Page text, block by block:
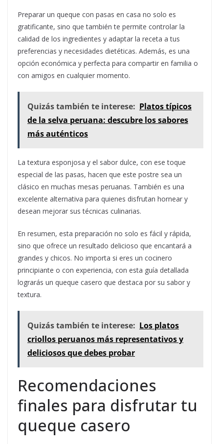
Preparar un queque con pasas en casa no solo es
gratificante, sino que también te permite controlar la
calidad de los ingredientes y adaptar la receta a tus
preferencias y necesidades dietéticas. Además, es una
opción económica y perfecta para compartir en familia o
con amigos en cualquier momento.
Quizás también te interese: Platos típicos
de la selva peruana: descubre los sabores
más auténticos
La textura esponjosa y el sabor dulce, con ese toque
especial de las pasas, hacen que este postre sea un
clásico en muchas mesas peruanas. También es una
excelente alternativa para quienes disfrutan hornear y
desean mejorar sus técnicas culinarias.
En resumen, esta preparación no solo es fácil y rápida,
sino que ofrece un resultado delicioso que encantará a
grandes y chicos. No importa si eres un cocinero
principiante o con experiencia, con esta guía detallada
lograrás un queque casero que destaca por su sabor y
textura.
Quizás también te interese: Los platos
criollos peruanos más representativos y
deliciosos que debes probar
Recomendaciones
finales para disfrutar tu
queque casero